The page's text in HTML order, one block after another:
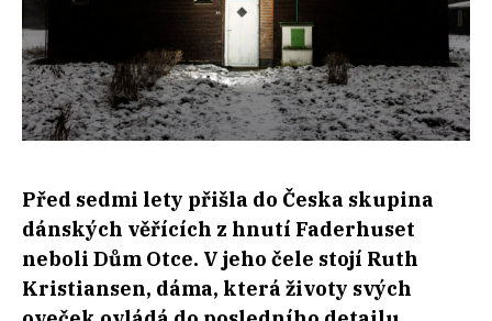
Před sedmi lety přišla do Česka skupina
dánských věřících z hnutí Faderhuset
neboli Dům Otce. V jeho čele stojí Ruth
Kristiansen, dáma, která životy svých